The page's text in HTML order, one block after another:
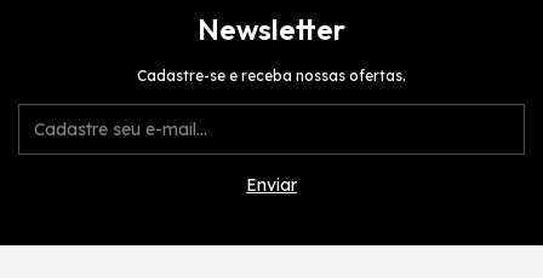
Newsletter
Cadastre-se e receba nossas ofertas.